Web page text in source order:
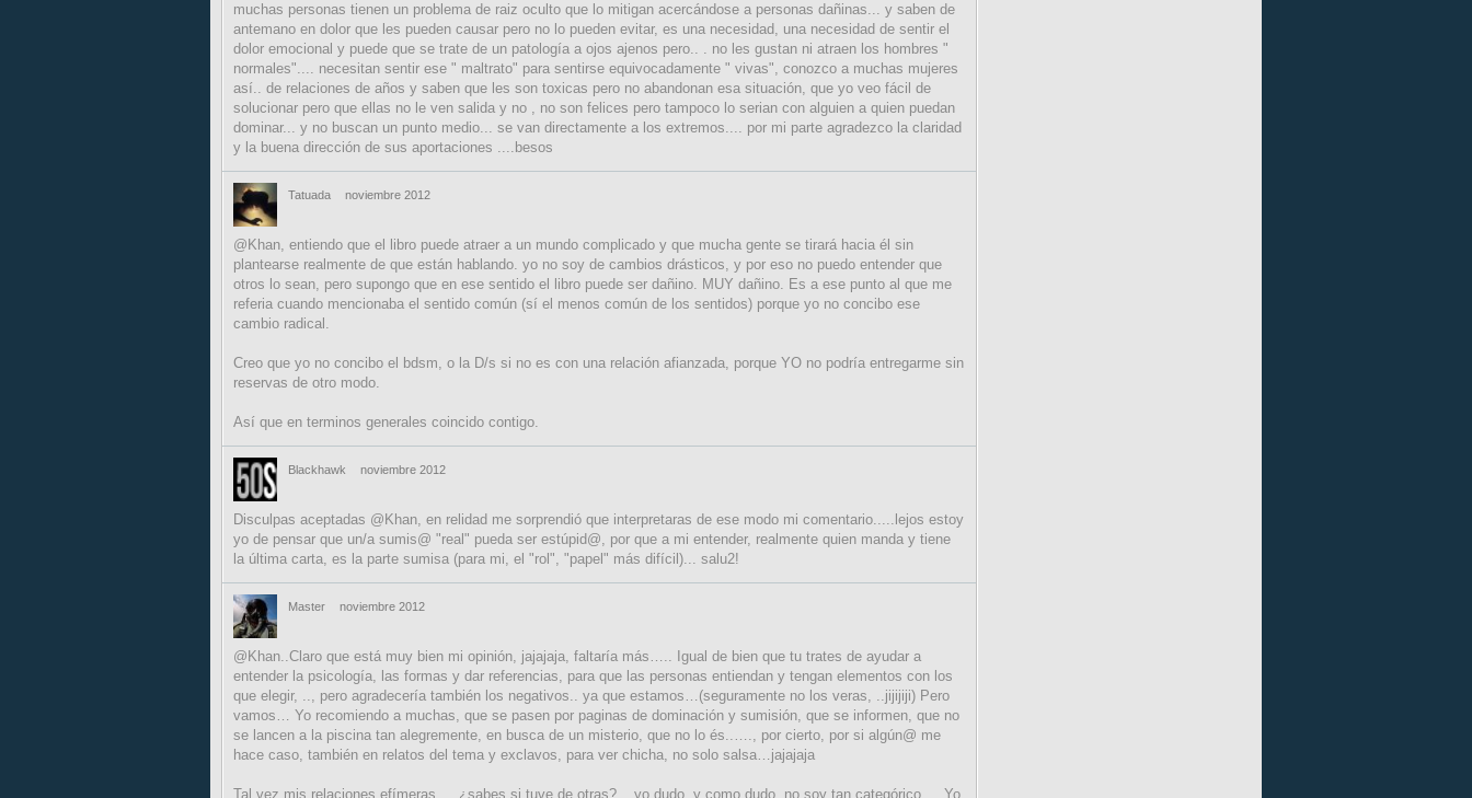
muchas personas tienen un problema de raiz oculto que lo mitigan acercándose a personas dañinas... y saben de
antemano en dolor que les pueden causar pero no lo pueden evitar, es una necesidad, una necesidad de sentir el
dolor emocional y puede que se trate de un patología a ojos ajenos pero.. . no les gustan ni atraen los hombres "
normales".... necesitan sentir ese " maltrato" para sentirse equivocadamente " vivas", conozco a muchas mujeres
así.. de relaciones de años y saben que les son toxicas pero no abandonan esa situación, que yo veo fácil de
solucionar pero que ellas no le ven salida y no , no son felices pero tampoco lo serian con alguien a quien puedan
dominar... y no buscan un punto medio... se van directamente a los extremos.... por mi parte agradezco la claridad
y la buena dirección de sus aportaciones ....besos
Tatuada noviembre 2012
@Khan, entiendo que el libro puede atraer a un mundo complicado y que mucha gente se tirará hacia él sin
plantearse realmente de que están hablando. yo no soy de cambios drásticos, y por eso no puedo entender que
otros lo sean, pero supongo que en ese sentido el libro puede ser dañino. MUY dañino. Es a ese punto al que me
referia cuando mencionaba el sentido común (sí el menos común de los sentidos) porque yo no concibo ese
cambio radical.
Creo que yo no concibo el bdsm, o la D/s si no es con una relación afianzada, porque YO no podría entregarme sin
reservas de otro modo.
Así que en terminos generales coincido contigo.
Blackhawk noviembre 2012
Disculpas aceptadas @Khan, en relidad me sorprendió que interpretaras de ese modo mi comentario.....lejos estoy
yo de pensar que un/a sumis@ "real" pueda ser estúpid@, por que a mi entender, realmente quien manda y tiene
la última carta, es la parte sumisa (para mi, el "rol", "papel" más difícil)... salu2!
Master noviembre 2012
@Khan..Claro que está muy bien mi opinión, jajajaja, faltaría más….. Igual de bien que tu trates de ayudar a
entender la psicología, las formas y dar referencias, para que las personas entiendan y tengan elementos con los
que elegir, .., pero agradecería también los negativos.. ya que estamos…(seguramente no los veras, ..jijijiji) Pero
vamos… Yo recomiendo a muchas, que se pasen por paginas de dominación y sumisión, que se informen, que no
se lancen a la piscina tan alegremente, en busca de un misterio, que no lo és..…., por cierto, por si algún@ me
hace caso, también en relatos del tema y exclavos, para ver chicha, no solo salsa…jajajaja
Tal vez mis relaciones efímeras…. ¿sabes si tuve de otras?... yo dudo, y como dudo, no soy tan categórico, …Yo